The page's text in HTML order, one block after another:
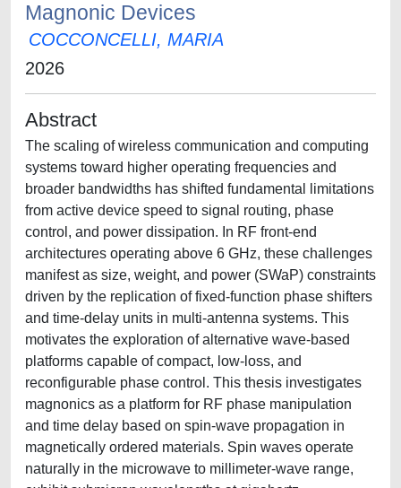
Magnonic Devices
COCCONCELLI, MARIA
2026
Abstract
The scaling of wireless communication and computing
systems toward higher operating frequencies and
broader bandwidths has shifted fundamental limitations
from active device speed to signal routing, phase
control, and power dissipation. In RF front-end
architectures operating above 6 GHz, these challenges
manifest as size, weight, and power (SWaP) constraints
driven by the replication of fixed-function phase shifters
and time-delay units in multi-antenna systems. This
motivates the exploration of alternative wave-based
platforms capable of compact, low-loss, and
reconfigurable phase control. This thesis investigates
magnonics as a platform for RF phase manipulation
and time delay based on spin-wave propagation in
magnetically ordered materials. Spin waves operate
naturally in the microwave to millimeter-wave range,